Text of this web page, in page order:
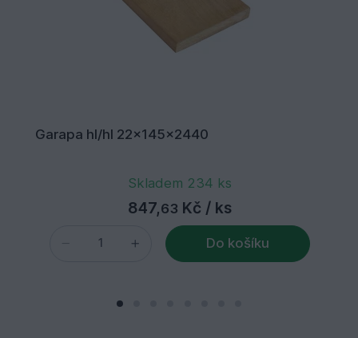
Garapa hl/hl 22x145x2440
Skladem 234 ks
847,63 Kč / ks
Do košíku